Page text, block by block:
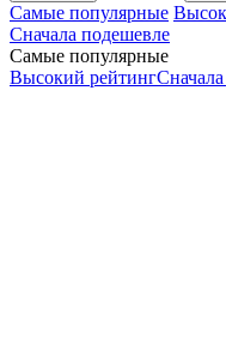
Самые популярные
Сначала подешевле
Самые популярные
Высокий рейтинг